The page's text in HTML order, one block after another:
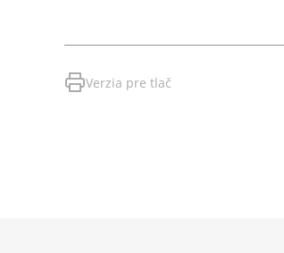
Verzia pre tlač